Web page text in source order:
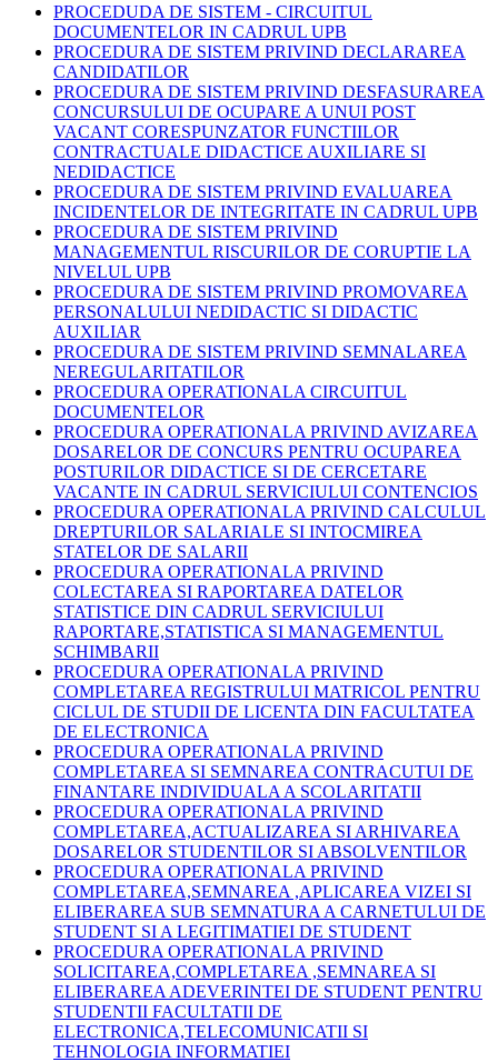
PROCEDUDA DE SISTEM - CIRCUITUL
DOCUMENTELOR IN CADRUL UPB
PROCEDURA DE SISTEM PRIVIND DECLARAREA
CANDIDATILOR
PROCEDURA DE SISTEM PRIVIND DESFASURAREA
CONCURSULUI DE OCUPARE A UNUI POST
VACANT CORESPUNZATOR FUNCTIILOR
CONTRACTUALE DIDACTICE AUXILIARE SI
NEDIDACTICE
PROCEDURA DE SISTEM PRIVIND EVALUAREA
INCIDENTELOR DE INTEGRITATE IN CADRUL UPB
PROCEDURA DE SISTEM PRIVIND
MANAGEMENTUL RISCURILOR DE CORUPTIE LA
NIVELUL UPB
PROCEDURA DE SISTEM PRIVIND PROMOVAREA
PERSONALULUI NEDIDACTIC SI DIDACTIC
AUXILIAR
PROCEDURA DE SISTEM PRIVIND SEMNALAREA
NEREGULARITATILOR
PROCEDURA OPERATIONALA CIRCUITUL
DOCUMENTELOR
PROCEDURA OPERATIONALA PRIVIND AVIZAREA
DOSARELOR DE CONCURS PENTRU OCUPAREA
POSTURILOR DIDACTICE SI DE CERCETARE
VACANTE IN CADRUL SERVICIULUI CONTENCIOS
PROCEDURA OPERATIONALA PRIVIND CALCULUL
DREPTURILOR SALARIALE SI INTOCMIREA
STATELOR DE SALARII
PROCEDURA OPERATIONALA PRIVIND
COLECTAREA SI RAPORTAREA DATELOR
STATISTICE DIN CADRUL SERVICIULUI
RAPORTARE,STATISTICA SI MANAGEMENTUL
SCHIMBARII
PROCEDURA OPERATIONALA PRIVIND
COMPLETAREA REGISTRULUI MATRICOL PENTRU
CICLUL DE STUDII DE LICENTA DIN FACULTATEA
DE ELECTRONICA
PROCEDURA OPERATIONALA PRIVIND
COMPLETAREA SI SEMNAREA CONTRACUTUI DE
FINANTARE INDIVIDUALA A SCOLARITATII
PROCEDURA OPERATIONALA PRIVIND
COMPLETAREA,ACTUALIZAREA SI ARHIVAREA
DOSARELOR STUDENTILOR SI ABSOLVENTILOR
PROCEDURA OPERATIONALA PRIVIND
COMPLETAREA,SEMNAREA ,APLICAREA VIZEI SI
ELIBERAREA SUB SEMNATURA A CARNETULUI DE
STUDENT SI A LEGITIMATIEI DE STUDENT
PROCEDURA OPERATIONALA PRIVIND
SOLICITAREA,COMPLETAREA ,SEMNAREA SI
ELIBERAREA ADEVERINTEI DE STUDENT PENTRU
STUDENTII FACULTATII DE
ELECTRONICA,TELECOMUNICATII SI
TEHNOLOGIA INFORMATIEI